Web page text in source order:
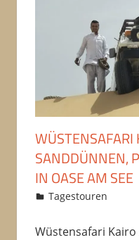
WÜSTENSAFARI
SANDDÜNNEN,
IN OASE AM SEE
12/06/2018
amrfawzy
Tagestouren
Wüstensafari